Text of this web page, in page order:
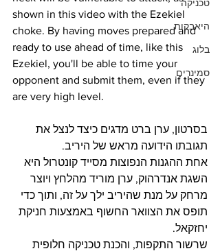
טכניקה
היאבקות
בלוג
סמינרים
shown in this video with the Ezekiel
choke. By having moves prepared and
ready to use ahead of time, like this
Ezekiel, you'll be able to time your
opponent and submit them, even if they
are very high level.
בסרטון, ערן ברט מדגים כיצד לנצל את
תגובתו הידועה מראש של היריב.
אחת ההגנות הנפוצות מסייד קונטרול היא
השגת אנדרהוק, ערן מוריד מהלחץ ויוצר
מרחק על מנת שהיריב ילך על זה, ותוך כדי
תופס את הצוואר החשוף באמצעות חניקת
יחזקאל.
שרשור התקפות, והכנת טכניקה חלופית